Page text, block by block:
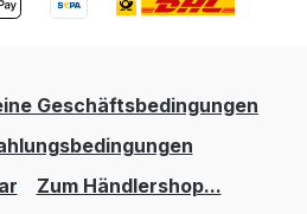
Geschäftsbedingungen
Zum Händlershop...